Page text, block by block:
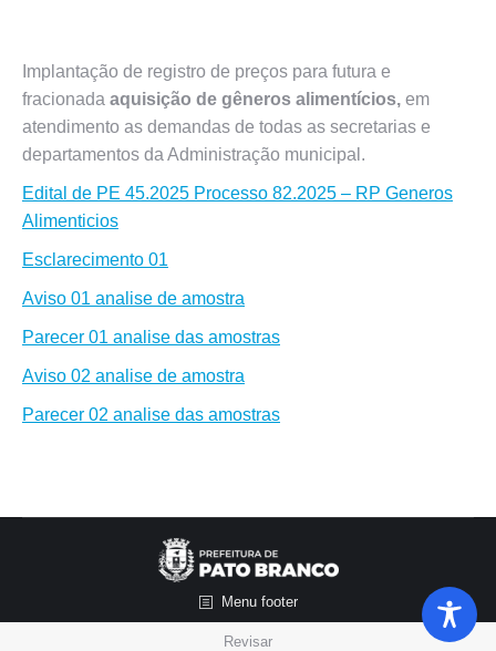
Implantação de registro de preços para futura e
fracionada aquisição de gêneros alimentícios, em
atendimento as demandas de todas as secretarias e
departamentos da Administração municipal.
Edital de PE 45.2025 Processo 82.2025 – RP Generos
Alimenticios
Esclarecimento 01
Aviso 01 analise de amostra
Parecer 01 analise das amostras
Aviso 02 analise de amostra
Parecer 02 analise das amostras
Menu footer
Revisar